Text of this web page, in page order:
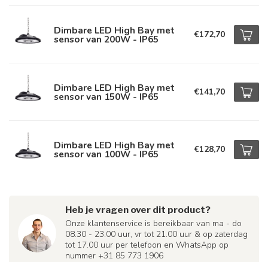
Dimbare LED High Bay met
sensor van 200W - IP65 €172,70
Dimbare LED High Bay met
sensor van 150W - IP65 €141,70
Dimbare LED High Bay met
sensor van 100W - IP65 €128,70
Heb je vragen over dit product?
Onze klantenservice is bereikbaar van ma - do
08.30 - 23.00 uur, vr tot 21.00 uur & op zaterdag
tot 17.00 uur per telefoon en WhatsApp op
nummer +31 85 773 1906